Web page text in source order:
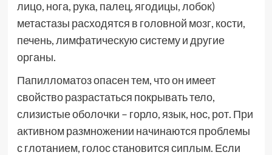
лицо, нога, рука, палец, ягодицы, лобок)
метастазы расходятся в головной мозг, кости,
печень, лимфатическую систему и другие
органы.
Папилломатоз опасен тем, что он имеет
свойство разрастаться покрывать тело,
слизистые оболочки – горло, язык, нос, рот. При
активном размножении начинаются проблемы
с глотанием, голос становится сиплым. Если